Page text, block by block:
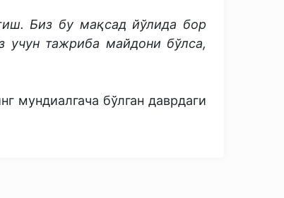
Биз бу мақсад йўлида бор
учун тажриба майдони бўлса,
мундиалгача бўлган даврдаги